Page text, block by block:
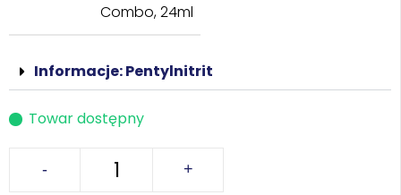
Combo, 24ml
Informacje: Pentylnitrit
Towar dostępny
- +